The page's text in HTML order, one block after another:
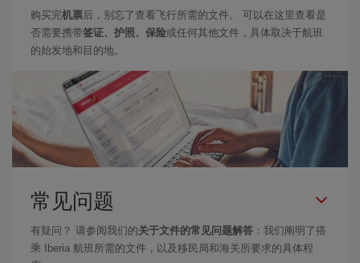
购买完机票后，别忘了查看飞行所需的文件。 可以在这里查看是
否需要携带签证、护照、保险或任何其他文件，具体取决于航班
的始发地和目的地。
常见问题
有疑问？ 请参阅我们的关于文件的常见问题解答 ：我们阐明了搭
乘 Iberia 航班所需的文件，以及移民局和海关所要求的具体程